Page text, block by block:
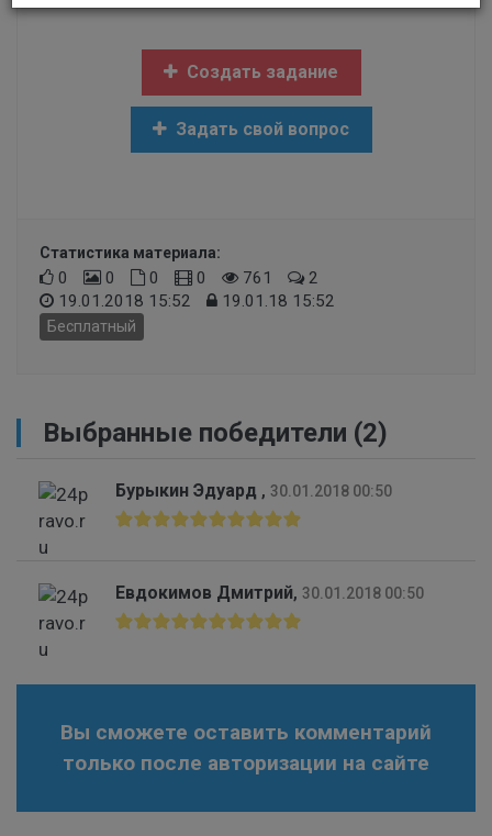
Создать задание
Задать свой вопрос
Статистика материала:
0 0 0 0 761
2
19.01.2018 15:52
19.01.18 15:52
Бесплатный
Выбранные победители (2)
Бурыкин Эдуард , 30.01.2018 00:50
Евдокимов Дмитрий, 30.01.2018 00:50
Вы сможете оставить комментарий
только после авторизации на сайте